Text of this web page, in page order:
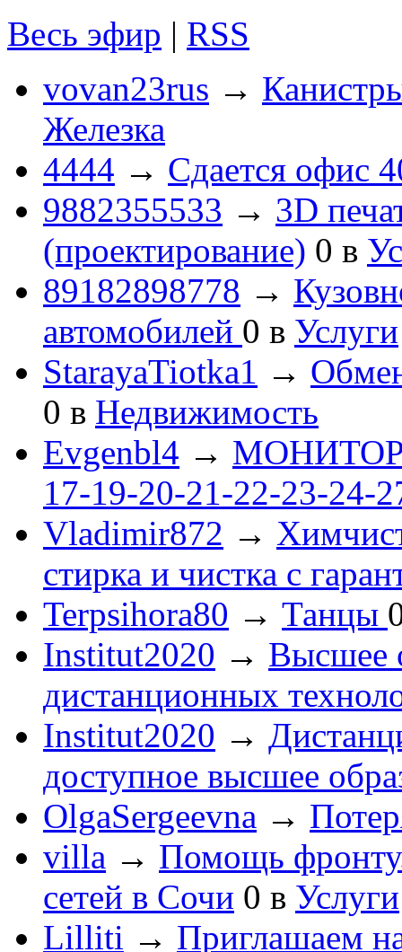
Весь эфир | RSS
vovan23rus →
Железка
4444 → Сдается офис
9882355533 → 3D
(проектирование) 0 в
89182898778 →
автомобилей 0 в Услуги
StarayaTiotka1 →
0 в Недвижимость
Evgenbl4 → МОНИТОРЫ
17-19-20-21-22-23-24-
Vladimir872 →
стирка и чистка с
Terpsihora80 → Танцы
Institut2020 → Высшее
дистанционных
Institut2020 →
доступное высшее
OlgaSergeevna →
villa → Помощь
сетей в Сочи 0 в Услуги
Lilliti → Приглашаем